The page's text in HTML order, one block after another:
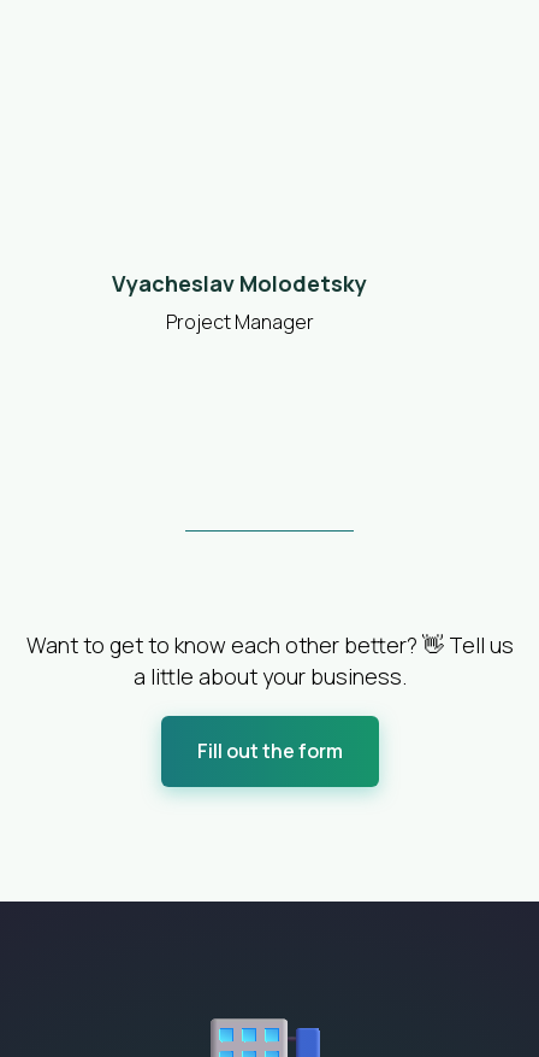
Vyacheslav Molodetsky
Project Manager
Want to get to know each other better? 👋 Tell us
a little about your business.
Fill out the form